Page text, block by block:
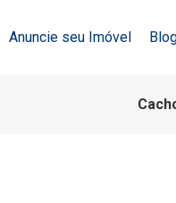
Anuncie seu Imóvel